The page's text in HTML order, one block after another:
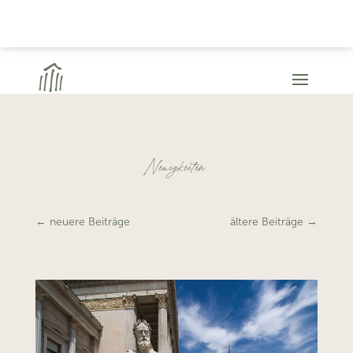
Neuigkeiten
← neuere Beiträge ältere Beiträge →